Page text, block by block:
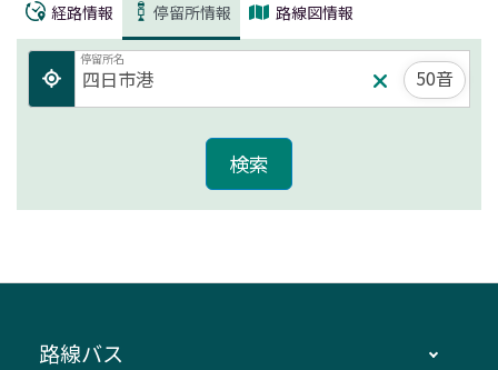
経路情報 停留所情報 路線図情報
停留所名
50音
路線バス